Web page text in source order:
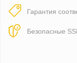
Гарантия
Безопасные